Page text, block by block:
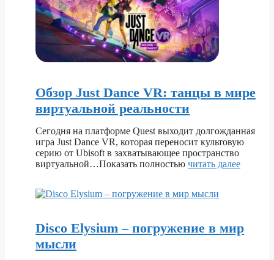
Обзор Just Dance VR: танцы в мире
виртуальной реальности
Сегодня на платформе Quest выходит долгожданная
игра Just Dance VR, которая переносит культовую
серию от Ubisoft в захватывающее пространство
виртуальной…Показать полностью читать далее
Disco Elysium – погружение в мир
мысли